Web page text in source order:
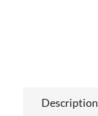
Description